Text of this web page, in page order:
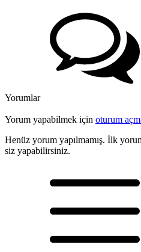
Yorumlar
Yorum yapabilmek için oturum
Henüz yorum yapılmamış. İlk
siz yapabilirsiniz.